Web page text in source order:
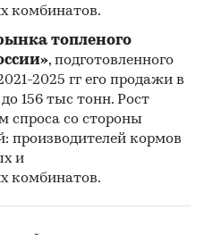
комбинатов.
топленого
, подготовленного
2025 гг его продажи в
156 тыс тонн. Рост
спроса со стороны
производителей кормов
и
комбинатов.